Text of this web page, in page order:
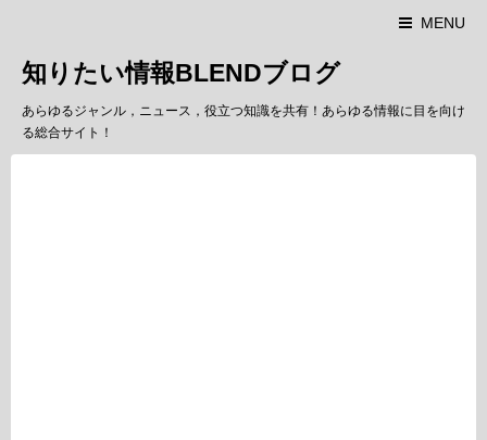
MENU
知りたい情報BLENDブログ
あらゆるジャンル，ニュース，役立つ知識を共有！あらゆる情報に目を向け
る総合サイト！